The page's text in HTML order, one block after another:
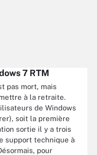
7 RTM
pas mort, mais
à la retraite.
de Windows
soit la première
sortie il y a trois
support technique à
pour